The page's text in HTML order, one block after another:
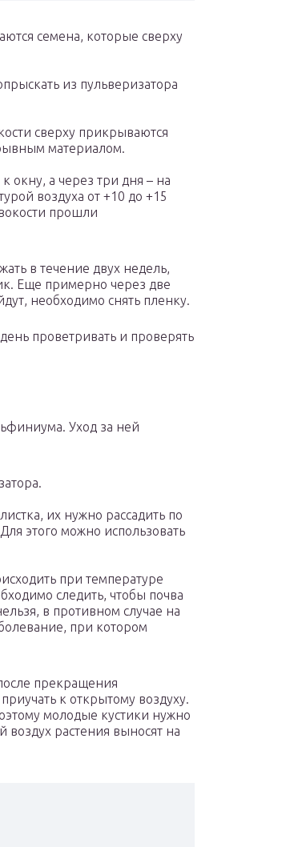
семена, которые сверху
из пульверизатора
сверху прикрываются
материалом.
окну, а через три дня – на
воздуха от +10 до +15
прошли
в течение двух недель,
Еще примерно через две
необходимо снять пленку.
проветривать и проверять
Уход за ней
их нужно рассадить по
этого можно использовать
при температуре
следить, чтобы почва
в противном случае на
при котором
прекращения
к открытому воздуху.
молодые кустики нужно
растения выносят на